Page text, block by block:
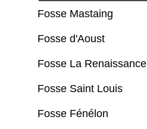
Fosse Mastaing
Fosse d'Aoust
Fosse La Renaissance
Fosse Saint Louis
Fosse Fénélon